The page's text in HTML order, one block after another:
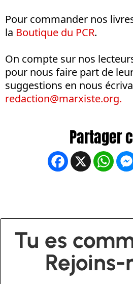
Pour commander nos
la Boutique du PCR.
On compte sur nos
pour nous faire part de
suggestions en nous
redaction@marxiste.org.
Facebook
X
Tu es
Rejoins-